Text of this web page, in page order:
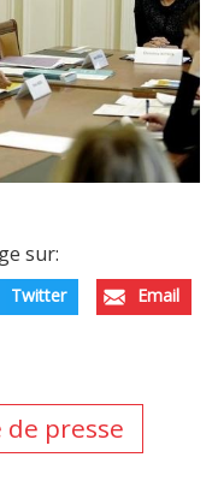
sur:
Twitter Email
de presse